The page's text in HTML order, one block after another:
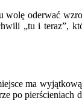
oderwać
„tu i teraz”,
ma
po